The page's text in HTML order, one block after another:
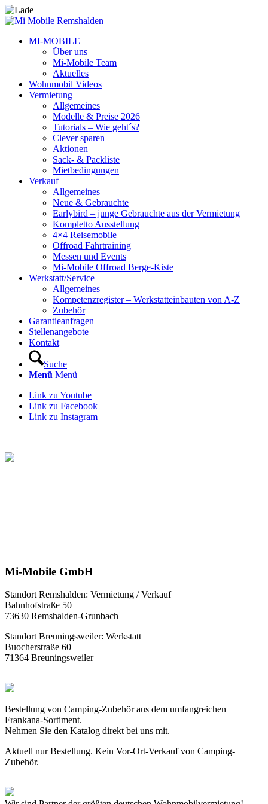
MI-MOBILE
Über uns
Mi-Mobile Team
Aktuelles
Wohnmobil Videos
Vermietung
Allgemeines
Modelle & Preise 2026
Tutorials – Wie geht´s?
Clever sparen
Aktionen
Sack- & Packliste
Mietbedingungen
Verkauf
Allgemeines
Neue & Gebrauchte
Earlybird – junge Gebrauchte aus der Vermietung
Kompletto Ausstellung
4×4 Reisemobile
Offroad Fahrtraining
Messen und Events
Mi-Mobile Offroad Berge-Kiste
Werkstatt/Service
Allgemeines
Kompetenzregister – Werkstatteinbauten von A-Z
Zubehör
Garantieanfragen
Stellenangebote
Kontakt
Suche
Menü Menü
Link zu Youtube
Link zu Facebook
Link zu Instagram
Mi-Mobile GmbH
Standort Remshalden: Vermietung / Verkauf
Bahnhofstraße 50
73630 Remshalden-Grunbach
Standort Breuningsweiler: Werkstatt
Buocherstraße 60
71364 Breuningsweiler
Bestellung von Camping-Zubehör aus dem umfangreichen
Frankana-Sortiment.
Nehmen Sie den Katalog direkt bei uns mit.
Aktuell nur Bestellung. Kein Vor-Ort-Verkauf von Camping-
Zubehör.